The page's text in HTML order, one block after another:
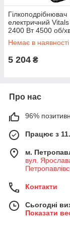
Гілкоподрібнювач
електричний
2400 Вт 4500 об/
Електричний
Немає в наявності
5 204 ₴
Про нас
96%
Працює з
м.
вул.
Контакти
Сьогодні
Показати